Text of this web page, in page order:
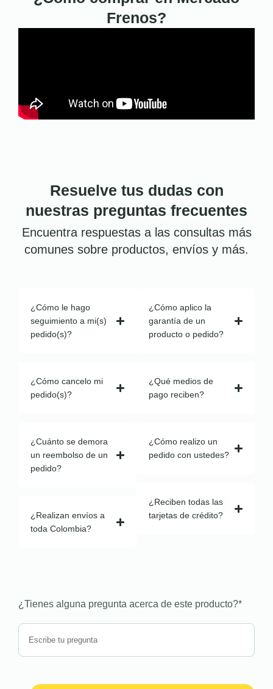
Frenos?
Resuelve tus dudas con
nuestras preguntas frecuentes
Encuentra respuestas a las consultas más
comunes sobre productos, envíos y más.
¿Cómo le hago
seguimiento a mi(s)
pedido(s)?
¿Cómo cancelo mi
pedido(s)?
¿Cuánto se demora
un reembolso de un
pedido?
¿Realizan envíos a
toda Colombia?
¿Cómo aplico la
garantía de un
producto o pedido?
¿Qué medios de
pago reciben?
¿Cómo realizo un
pedido con ustedes?
¿Reciben todas las
tarjetas de crédito?
¿Tienes alguna pregunta acerca de este producto?*